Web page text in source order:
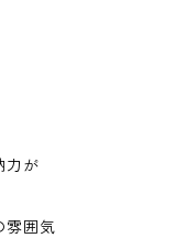
力が
雰囲気